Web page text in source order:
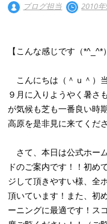
ブログ担当 2010
【こんな感じです（*^_^*
こんにちは（＾ｕ＾）
９月に入りようやく暑さ
が気候も芝も一番良い時
高原を是非見に来てくだ
さて、本日は公式ホー
ドのご案内です！！初め
ジして頂きやすい様、全
頂いています！また、初
ーニングに最適です！ス